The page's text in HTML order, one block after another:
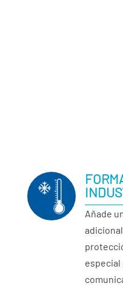
Añade
especial